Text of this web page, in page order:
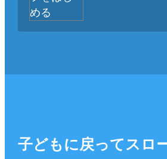
子どもに戻ってスロ